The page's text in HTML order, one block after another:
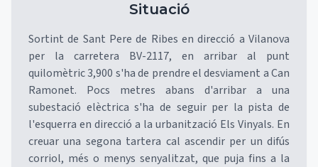
Situació
Sortint de Sant Pere de Ribes en direcció a Vilanova
per la carretera BV-2117, en arribar al punt
quilomètric 3,900 s'ha de prendre el desviament a Can
Ramonet. Pocs metres abans d'arribar a una
subestació elèctrica s'ha de seguir per la pista de
l'esquerra en direcció a la urbanització Els Vinyals. En
creuar una segona tartera cal ascendir per un difús
corriol, més o menys senyalitzat, que puja fins a la